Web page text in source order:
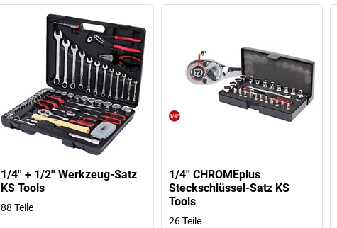
1/4'' + 1/2'' Werkzeug-Satz
KS Tools
88 Teile
1/4'' CHROMEplus
Steckschlüssel-Satz KS
Tools
26 Teile